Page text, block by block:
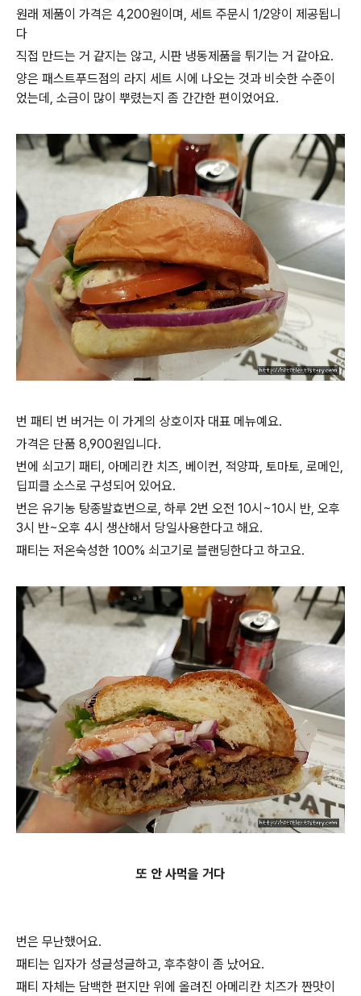
원래 제품이 가격은 4,200원이며, 세트 주문시 1/2양이 제공됩니
다
직접 만드는 거 같지는 않고, 시판 냉동제품을 튀기는 거 같아요.
양은 패스트푸드점의 라지 세트 시에 나오는 것과 비슷한 수준이
었는데, 소금이 많이 뿌렸는지 좀 간간한 편이었어요.
번 패티 번 버거는 이 가게의 상호이자 대표 메뉴예요.
가격은 단품 8,900원입니다.
번에 쇠고기 패티, 아메리칸 치즈, 베이컨, 적양파, 토마토, 로메인,
딥피클 소스로 구성되어 있어요.
번은 유기농 탕종발효번으로, 하루 2번 오전 10시~10시 반, 오후
3시 반~오후 4시 생산해서 당일사용한다고 해요.
패티는 저온숙성한 100% 쇠고기로 블랜딩한다고 하고요.
또 안 사먹을 거다
번은 무난했어요.
패티는 입자가 성글성글하고, 후추향이 좀 났어요.
패티 자체는 담백한 편지만 위에 올려진 아메리칸 치즈가 짠맛이